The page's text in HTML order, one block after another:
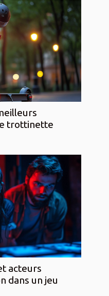
trottinette
acteurs
dans un jeu